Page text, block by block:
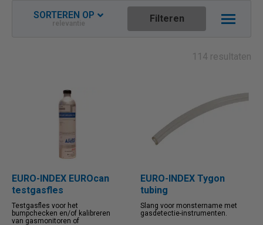
SORTEREN OP
relevantie
Nieuwste aflopend
Prijs oplopend Prijs aflopend
Filteren
114 resultaten
EURO-INDEX EUROcan
testgasfles
Testgasfles voor het
bumpchecken en/of kalibreren
van gasmonitoren of
EURO-INDEX Tygon
tubing
Slang voor monstername met
gasdetectie-instrumenten.